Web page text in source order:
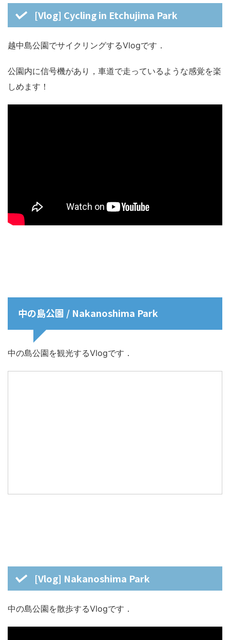
[Vlog] Cycling in Etchujima Park
越中島公園でサイクリングするVlogです．
公園内に信号機があり，車道で走っているような感覚を楽
しめます！
中の島公園 / Nakanoshima Park
中の島公園を観光するVlogです．
[Vlog] Nakanoshima Park
中の島公園を散歩するVlogです．